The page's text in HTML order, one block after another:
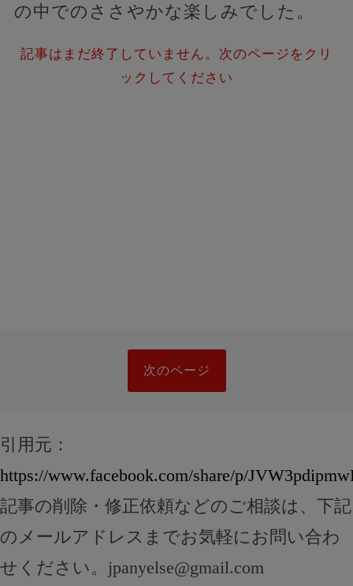
の中でのささやかな楽しみでした。
記事はまだ終了していません。次のページをクリ
ックしてください
次のページ
引用元：
https://www.facebook.com/share/p/
記事の削除・修正依頼などのご相談は、下記
のメールアドレスまでお気軽にお問い合わ
せください。 jpanyelse@gmail.com